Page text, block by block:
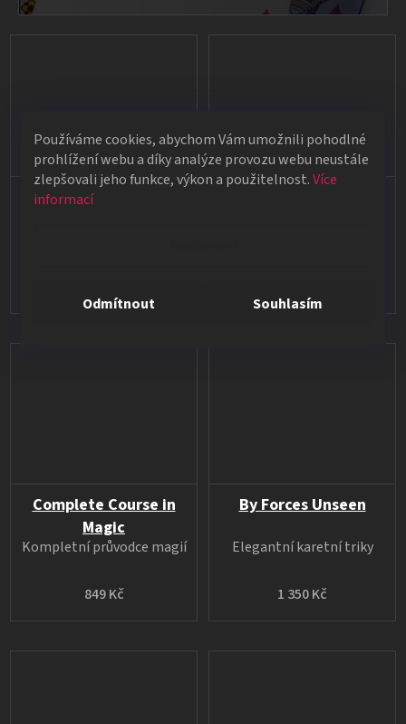
Používáme cookies, abychom Vám umožnili pohodlné
prohlížení webu a díky analýze provozu webu neustále
zlepšovali jeho funkce, výkon a použitelnost.Více
informací
Odmítnout Souhlasím
Sonata by Juan
Complete Course in
Magic
849 Kč
Kompletní průvodce magií
By Forces Unseen
1 350 Kč
Elegantní karetní triky